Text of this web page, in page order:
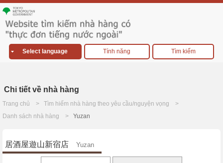
Select language Tính năng Tìm kiếm
Chi tiết về nhà hàng
Trang chủ
Tìm hiếm nhà hàng theo yêu cầu/nguyện vọng
Danh sách nhà hàng
Yuzan
居酒屋遊山新宿店 Yuzan